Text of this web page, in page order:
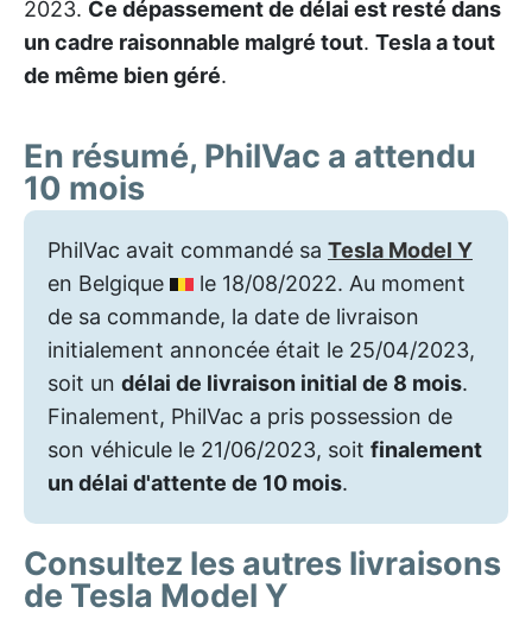
2023. Ce dépassement de délai est resté dans
un cadre raisonnable malgré tout. Tesla a tout
de même bien géré.
En résumé, PhilVac a attendu
10 mois
PhilVac avait commandé sa Tesla Model Y
en Belgique
le 18/08/2022. Au moment
de sa commande, la date de livraison
initialement annoncée était le 25/04/2023,
soit un délai de livraison initial de 8 mois.
Finalement, PhilVac a pris possession de
son véhicule le 21/06/2023, soit finalement
un délai d'attente de 10 mois.
Consultez les autres livraisons
de Tesla Model Y